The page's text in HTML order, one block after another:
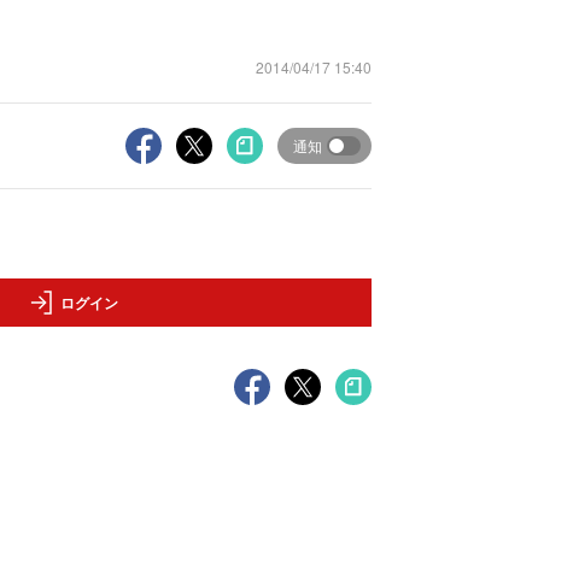
2014/04/17 15:40
通知
ログイン